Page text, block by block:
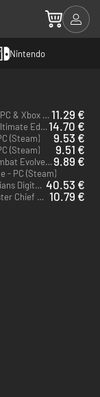
Nintendo
Halo Wars 2 - PC & Xbox One (Microsoft Store) - US 11.29 €
Halo Wars 2 Ultimate Edition - Xbox One14.70 €
(Steam) 9.53 €
(Steam) 9.51 €
Halo: Combat Evolved Anniversary - PC (Steam)9.89 €
- PC (Steam)
Halo 5: Guardians Digital Deluxe Edition - Xbox One 40.53 €
Halo: The Master Chief Collection - Xbox One & Xbox Series X|S - US 10.79 €